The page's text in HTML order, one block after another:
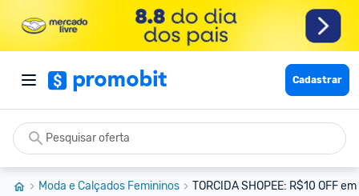
Cadastrar
Moda e Calçados Femininos TORCIDA SHOPEE: R$10 OFF